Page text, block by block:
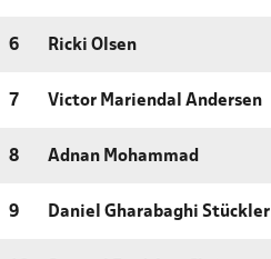
6 Ricki Olsen
7 Victor Mariendal Andersen
8 Adnan Mohammad
9 Daniel Gharabaghi Stückler